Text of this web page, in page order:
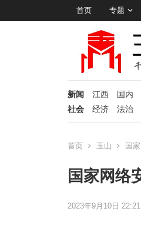
首页 专题
新闻 江西
国内
社会
经济 法治
首页 玉山 国
国家网络
2023年9月10日 22:21